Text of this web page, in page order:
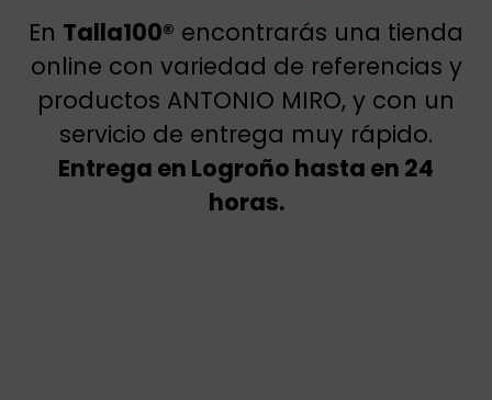
En Talla100® encontrarás una tienda
online con variedad de referencias y
productos ANTONIO MIRO, y con un
servicio de entrega muy rápido.
Entrega en Logroño hasta en 24
horas.